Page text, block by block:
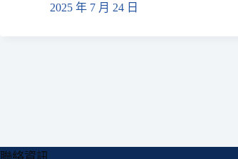
2025 年 7 月 24 日